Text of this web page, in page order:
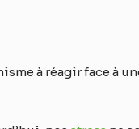
à réagir face à